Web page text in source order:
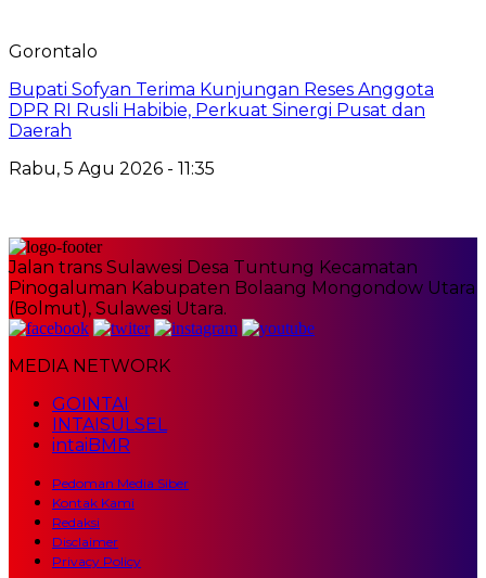
Gorontalo
Bupati Sofyan Terima Kunjungan Reses Anggota
DPR RI Rusli Habibie, Perkuat Sinergi Pusat dan
Daerah
Rabu, 5 Agu 2026 - 11:35
Jalan trans Sulawesi Desa Tuntung Kecamatan
Pinogaluman Kabupaten Bolaang Mongondow Utara
(Bolmut), Sulawesi Utara.
MEDIA NETWORK
GOINTAI
INTAISULSEL
intaiBMR
Pedoman Media Siber
Kontak Kami
Redaksi
Disclaimer
Privacy Policy